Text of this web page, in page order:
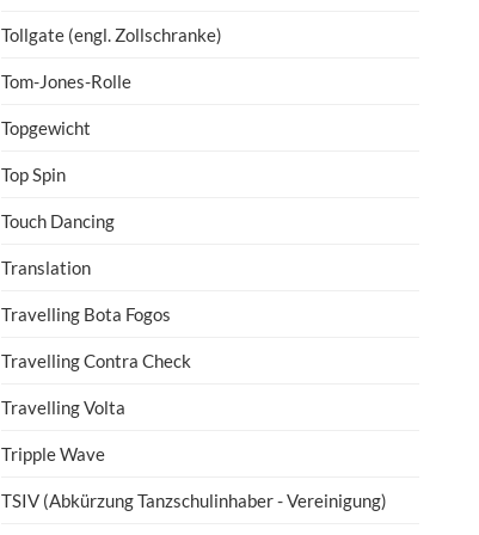
Tollgate (engl. Zollschranke)
Tom-Jones-Rolle
Topgewicht
Top Spin
Touch Dancing
Translation
Travelling Bota Fogos
Travelling Contra Check
Travelling Volta
Tripple Wave
TSIV (Abkürzung Tanzschulinhaber - Vereinigung)